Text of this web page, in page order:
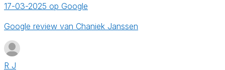
17-03-2025 op Google
Google review van Chaniek Janssen
R J